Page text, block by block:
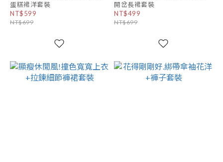
蛋糕裙洋套裝
NT$599
NT$699
開岔長裙套裝
NT$499
NT$699